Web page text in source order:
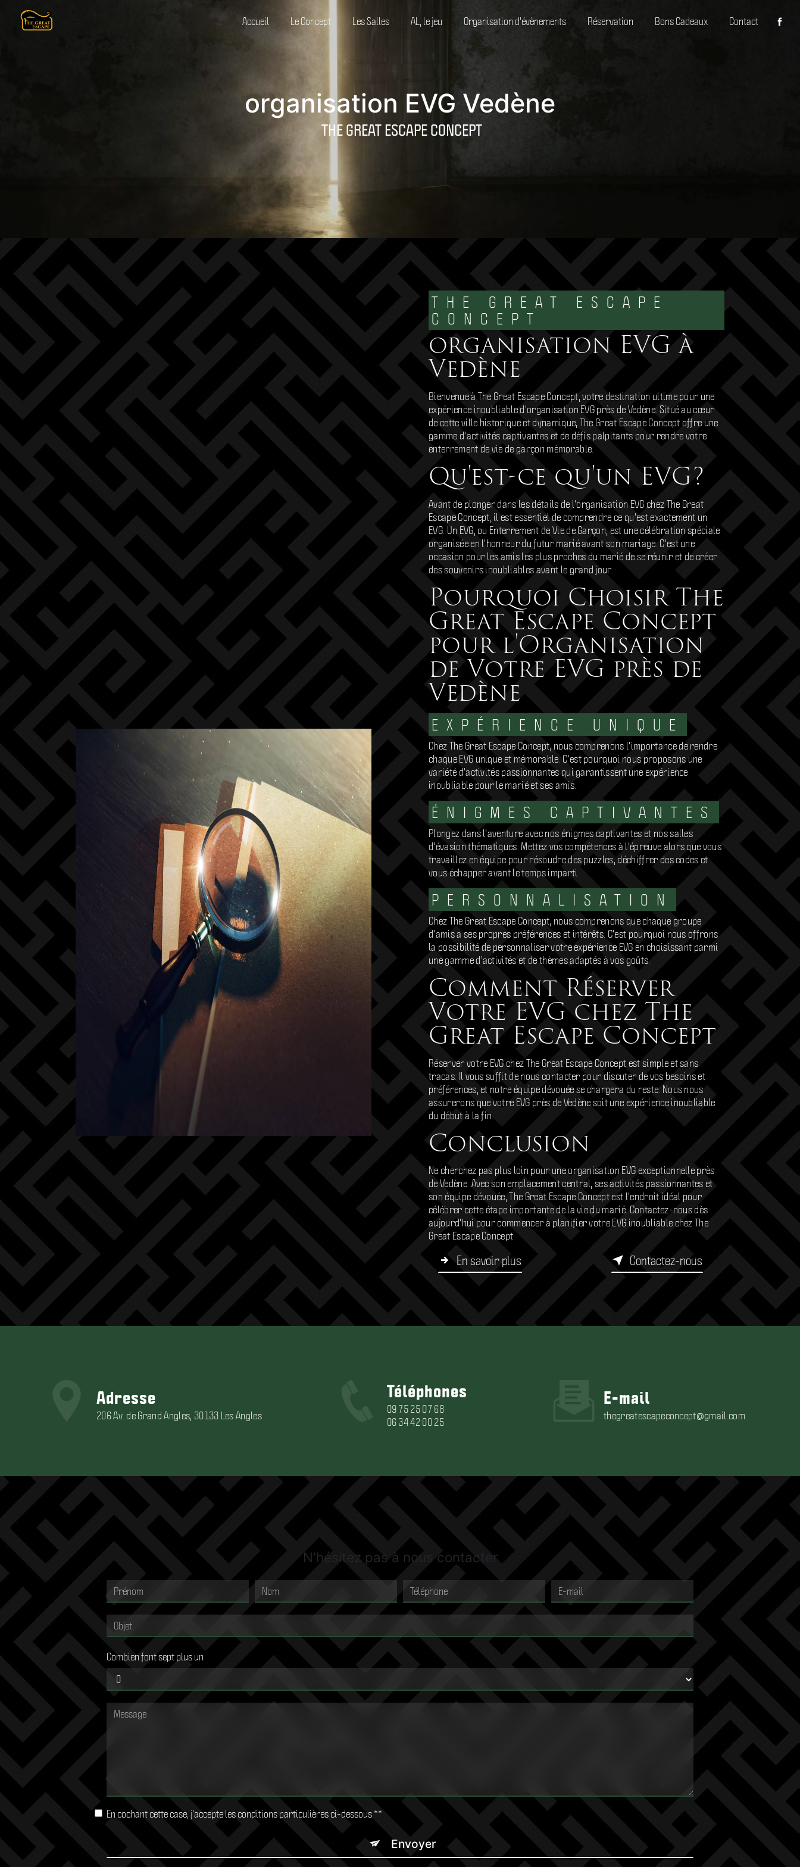
Accueil Le Concept Les Salles AL, le jeu Organisation d'évènements Réservation Bons Cadeaux Contact
organisation EVG Vedène
THE GREAT ESCAPE CONCEPT
THE GREAT ESCAPE
CONCEPT
organisation EVG à
Vedène
Bienvenue à The Great Escape Concept, votre destination ultime pour une
expérience inoubliable d'organisation EVG près de Vedène. Situé au cœur
de cette ville historique et dynamique, The Great Escape Concept offre une
gamme d'activités captivantes et de défis palpitants pour rendre votre
enterrement de vie de garçon mémorable.
Qu'est-ce qu'un EVG?
Avant de plonger dans les détails de l'organisation EVG chez The Great
Escape Concept, il est essentiel de comprendre ce qu'est exactement un
EVG. Un EVG, ou Enterrement de Vie de Garçon, est une célébration spéciale
organisée en l'honneur du futur marié avant son mariage. C'est une
occasion pour les amis les plus proches du marié de se réunir et de créer
des souvenirs inoubliables avant le grand jour.
Pourquoi Choisir The
Great Escape Concept
pour l'Organisation
de Votre EVG près de
Vedène
EXPÉRIENCE UNIQUE
Chez The Great Escape Concept, nous comprenons l'importance de rendre
chaque EVG unique et mémorable. C'est pourquoi nous proposons une
variété d'activités passionnantes qui garantissent une expérience
inoubliable pour le marié et ses amis.
ÉNIGMES CAPTIVANTES
Plongez dans l'aventure avec nos énigmes captivantes et nos salles
d'évasion thématiques. Mettez vos compétences à l'épreuve alors que vous
travaillez en équipe pour résoudre des puzzles, déchiffrer des codes et
vous échapper avant le temps imparti.
PERSONNALISATION
Chez The Great Escape Concept, nous comprenons que chaque groupe
d'amis a ses propres préférences et intérêts. C'est pourquoi nous offrons
la possibilité de personnaliser votre expérience EVG en choisissant parmi
une gamme d'activités et de thèmes adaptés à vos goûts.
Comment Réserver
Votre EVG chez The
Great Escape Concept
Réserver votre EVG chez The Great Escape Concept est simple et sans
tracas. Il vous suffit de nous contacter pour discuter de vos besoins et
préférences, et notre équipe dévouée se chargera du reste. Nous nous
assurerons que votre EVG près de Vedène soit une expérience inoubliable
du début à la fin.
Conclusion
Ne cherchez pas plus loin pour une organisation EVG exceptionnelle près
de Vedène. Avec son emplacement central, ses activités passionnantes et
son équipe dévouée, The Great Escape Concept est l'endroit idéal pour
célébrer cette étape importante de la vie du marié. Contactez-nous dès
aujourd'hui pour commencer à planifier votre EVG inoubliable chez The
Great Escape Concept.
En savoir plus Contactez-nous
Adresse
206 Av. de Grand Angles, 30133 Les Angles
Téléphones
09 75 25 07 68
06 34 42 00 25
E-mail
thegreatescapeconcept@gmail.com
N'hésitez pas à nous contacter
Combien font sept plus un
En cochant cette case, j'accepte les conditions particulières ci-dessous **
Envoyer